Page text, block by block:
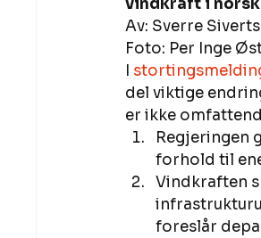
Av: Sverre
Foto: Per Inge
I
del viktige
er ikke
Regjeringen
forhold til
Vindkraften
foreslår